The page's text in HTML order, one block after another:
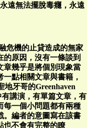
遠無法擺脫毒癮，永遠
危機的止貸造成的無家
原因，沒有一條談到
章幾乎是將個別現象當
點相關文章與書籍，
地牙哥的Greenhaven
有講演，有單篇文章，有
每一個小問題都有兩種
。編者的意圖寫在該書
也不會有完整的瞭